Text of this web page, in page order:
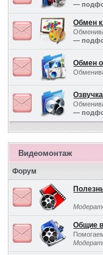
—
Обмен
—
Обмен
—
Видеомонтаж
Форум
Общие